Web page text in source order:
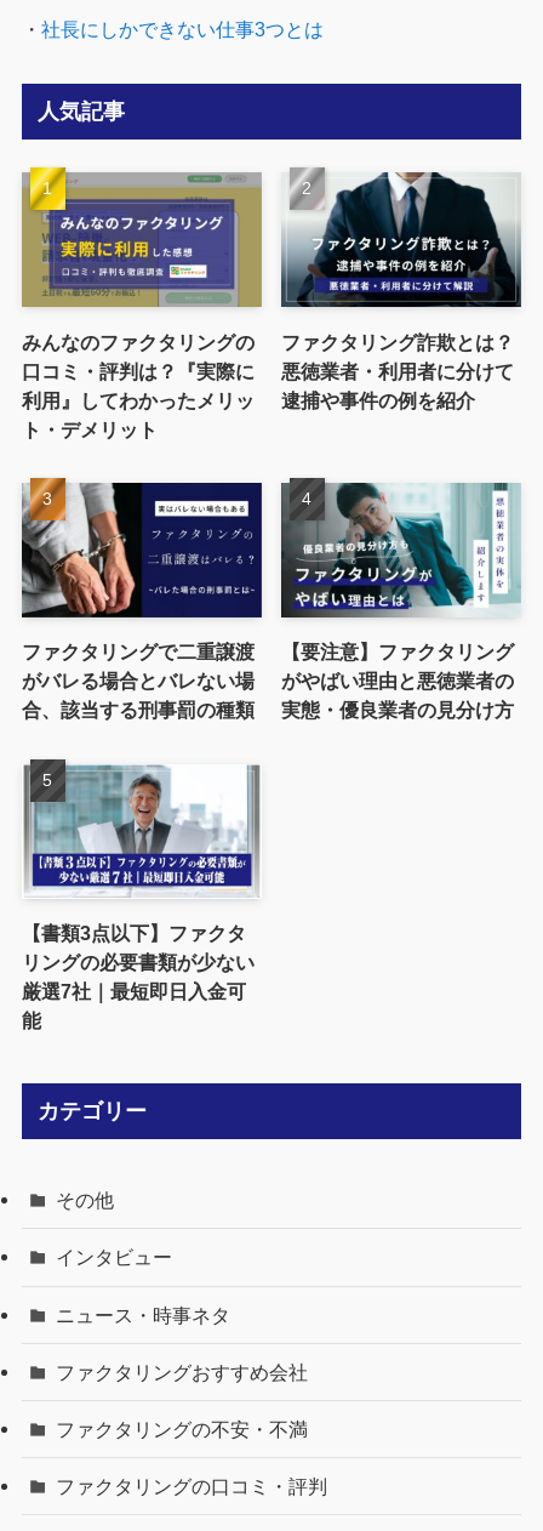
・ 社長にしかできない仕事3つとは
人気記事
みんなのファクタリングの
口コミ・評判は？『実際に
利用』してわかったメリッ
ト・デメリット
ファクタリング詐欺とは？
悪徳業者・利用者に分けて
逮捕や事件の例を紹介
ファクタリングで二重譲渡
がバレる場合とバレない場
合、該当する刑事罰の種類
【要注意】ファクタリング
がやばい理由と悪徳業者の
実態・優良業者の見分け方
【書類3点以下】ファクタ
リングの必要書類が少ない
厳選7社｜最短即日入金可
能
カテゴリー
その他
インタビュー
ニュース・時事ネタ
ファクタリングおすすめ会社
ファクタリングの不安・不満
ファクタリングの口コミ・評判